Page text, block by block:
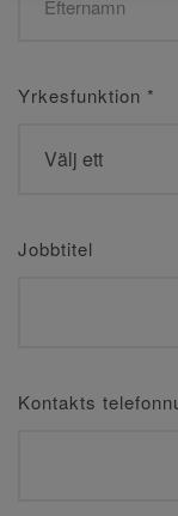
Yrkesfunktion *
Jobbtitel
Kontakts